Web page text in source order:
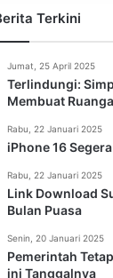
Terkini
Jumat, 25 April 2025
Terlindungi:
Membuat
Rabu, 22 Januari 2025
iPhone 16
Rabu, 22 Januari 2025
Link Download
Bulan Puasa
Senin, 20 Januari 2025
Pemerintah
ini Tanggalnya